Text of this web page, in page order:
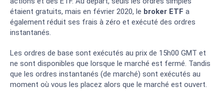
étaient gratuits, mais en février 2020, le broker ETF a
également réduit ses frais à zéro et exécuté des ordres
instantanés.
Les ordres de base sont exécutés au prix de 15h00 GMT et
ne sont disponibles que lorsque le marché est fermé. Tandis
que les ordres instantanés (de marché) sont exécutés au
moment où vous les placez alors que le marché est ouvert.